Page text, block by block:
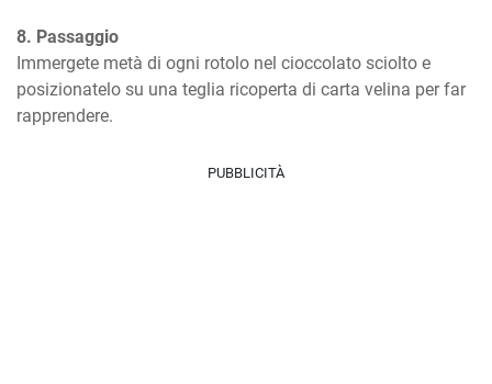
8. Passaggio
Immergete metà di ogni rotolo nel cioccolato sciolto e
posizionatelo su una teglia ricoperta di carta velina per far
rapprendere.
PUBBLICITÀ